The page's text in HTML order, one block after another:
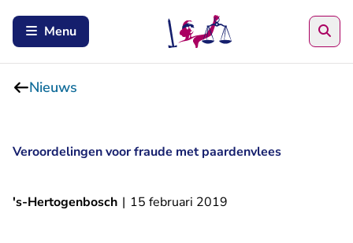
Menu
Nieuws
Veroordelingen voor fraude met paardenvlees
's-Hertogenbosch | 15 februari 2019